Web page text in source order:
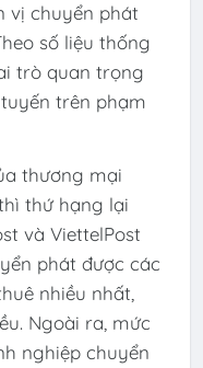
vị chuyển phát
số liệu thống
trò quan trọng
trên phạm
thương mại
thứ hạng lại
và ViettelPost
phát được các
nhiều nhất,
Ngoài ra, mức
nghiệp chuyển